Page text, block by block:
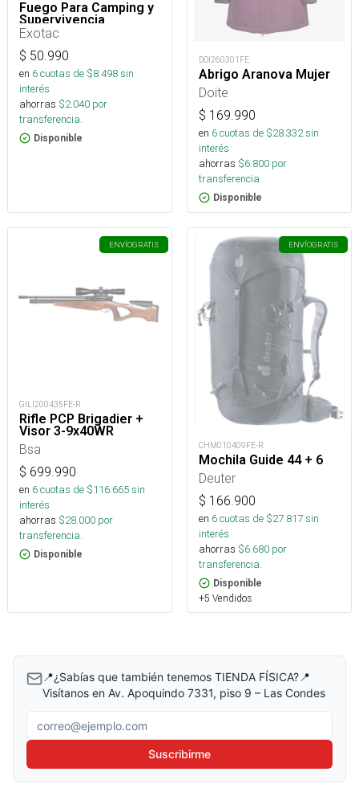
Fuego Para Camping y
Supervivencia
Exotac
$ 50.990
en 6cuotas de $8.498sin
interés
ahorras $2.040 por
transferencia.
Disponible
DOI260301FE
Abrigo Aranova Mujer
Doite
$ 169.990
en 6cuotas de $28.332sin
interés
ahorras $6.800 por
transferencia.
Disponible
ENVÍOGRATIS
GILI200435FE-R
Rifle PCP Brigadier +
Visor 3-9x40WR
Bsa
$ 699.990
en 6cuotas de $116.665sin
interés
ahorras $28.000 por
transferencia.
Disponible
ENVÍOGRATIS
CHM010409FE-R
Mochila Guide 44 + 6
Deuter
$ 166.900
en 6cuotas de $27.817sin
interés
ahorras $6.680 por
transferencia.
Disponible
+5 Vendidos
📍¿Sabías que también tenemos TIENDA FÍSICA?📍
Visítanos en Av. Apoquindo 7331, piso 9 – Las Condes
Correo electrónico
Suscribirme